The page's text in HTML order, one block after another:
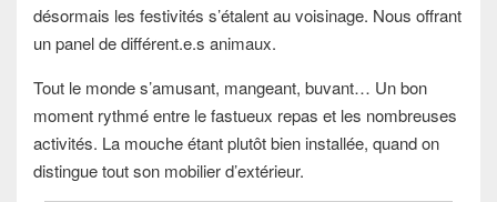
désormais les festivités s’étalent au voisinage. Nous offrant
un panel de différent.e.s animaux.
Tout le monde s’amusant, mangeant, buvant… Un bon
moment rythmé entre le fastueux repas et les nombreuses
activités. La mouche étant plutôt bien installée, quand on
distingue tout son mobilier d’extérieur.